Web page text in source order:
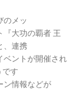
のメッ
大功の覇者 王
、連携
ベントが開催され
す
ン情報などが